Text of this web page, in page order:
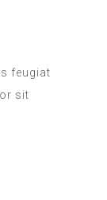
feugiat
sit